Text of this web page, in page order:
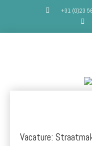
+31 (0)23
Vacature: